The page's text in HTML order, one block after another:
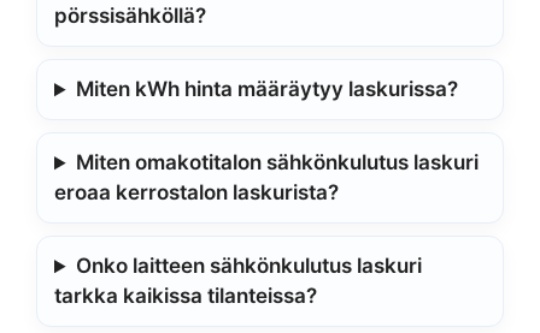
pörssisähköllä?
Miten kWh hinta määräytyy laskurissa?
Miten omakotitalon sähkönkulutus laskuri
eroaa kerrostalon laskurista?
Onko laitteen sähkönkulutus laskuri
tarkka kaikissa tilanteissa?